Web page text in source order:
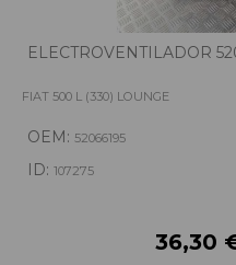
ELECTROVENTILADOR
FIAT 500 L (330) LOUNGE
OEM: 52066195
ID: 107275
36,30